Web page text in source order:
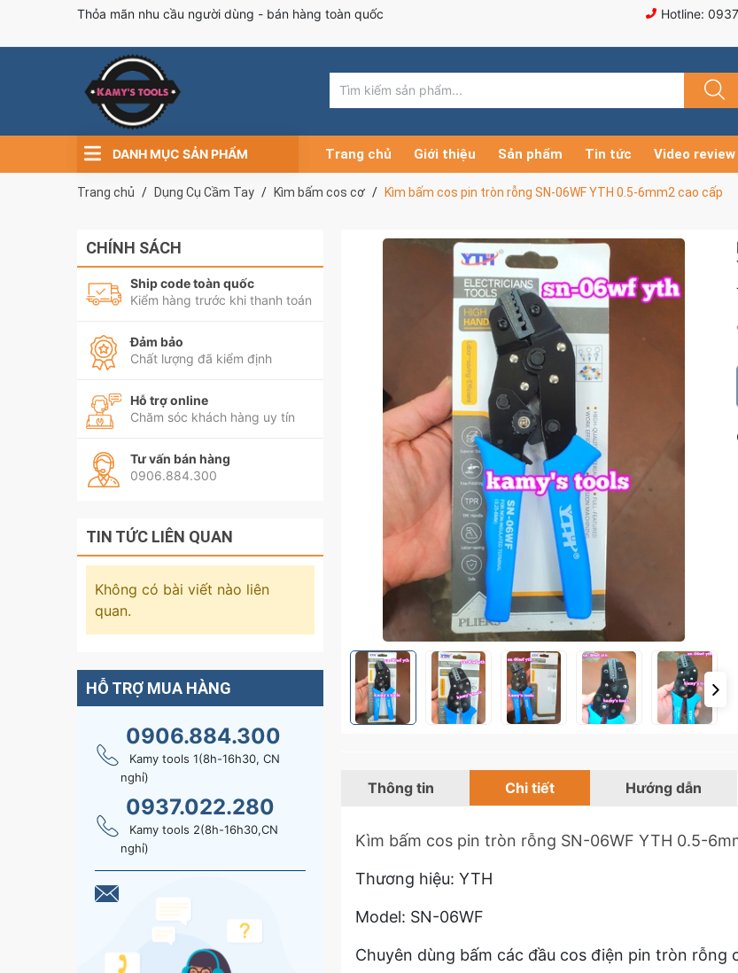
Thỏa mãn nhu cầu người dùng - bán hàng toàn quốc Hotline:
DANH MỤC SẢN PHẨM Trang chủ Giới thiệu Sản phẩm Tin tức Video
Trang chủ Dụng Cụ Cầm Tay Kìm bấm cos cơ Kìm bấm cos pin tròn rỗng SN-06WF YTH 0.5-6mm2 cao cấp
Thông tin Chi tiết Hướng dẫn
Kìm bấm cos pin tròn rỗng SN-06WF YTH 0.5-
Thương hiệu: YTH
Model: SN-06WF
Chuyên dùng bấm các đầu cos điện pin tròn
CHÍNH SÁCH
Ship code toàn quốc
Kiểm hàng trước khi thanh toán
Đảm bảo
Chất lượng đã kiểm định
Hỗ trợ online
Chăm sóc khách hàng uy tín
Tư vấn bán hàng
0906.884.300
TIN TỨC LIÊN QUAN
Không có bài viết nào liên
quan.
HỖ TRỢ MUA HÀNG
0906.884.300
Kamy tools 1(8h-16h30, CN
nghỉ)
0937.022.280
Kamy tools 2(8h-16h30,CN
nghỉ)